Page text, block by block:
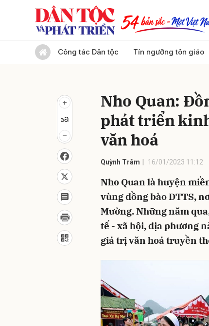
Công tác Dân tộc Tín ngưỡng tôn giáo
Nho Quan:
phát triển
văn hoá
Quỳnh Trâm 16/01/2023 11:12
Nho Quan là huyện
vùng đồng bào DTTS,
Mường. Những năm
tế - xã hội, địa phương
giá trị văn hoá truyền